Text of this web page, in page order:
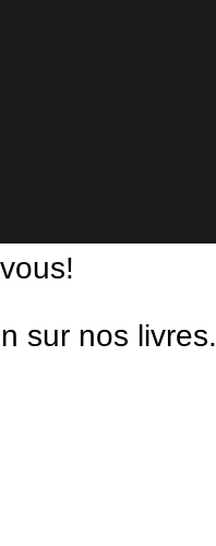
sur nos livres.